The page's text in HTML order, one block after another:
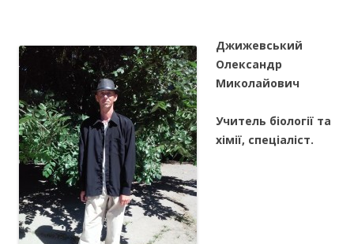
Джижевський
Олександр
Миколайович
Учитель біології та
хімії, спеціаліст.